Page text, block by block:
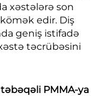
xəstələrə son
edir. Diş
geniş istifadə
təcrübəsini
PMMA-ya